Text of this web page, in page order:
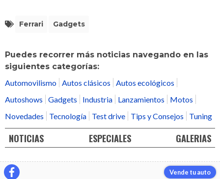
Ferrari Gadgets
Puedes recorrer más noticias navegando en las
siguientes categorías:
Automovilismo Autos clásicos
Autos ecológicos
Autoshows
Gadgets Industria Lanzamientos
Motos
Novedades
Tecnología Test drive Tips y Consejos Tuning
NOTICIAS ESPECIALES GALERIAS
Vende tu auto